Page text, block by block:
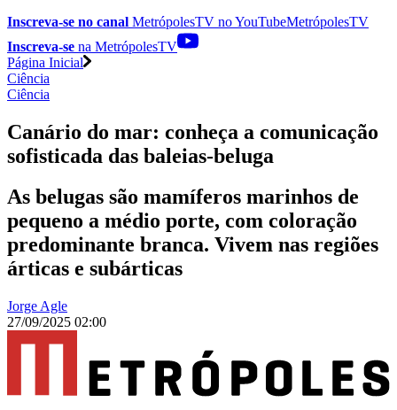
Inscreva-se no canal MetrópolesTV noYouTubeMetrópolesTV
Inscreva-se na MetrópolesTV
Página Inicial
Ciência
Ciência
Canário do mar: conheça a comunicação
sofisticada das baleias-beluga
As belugas são mamíferos marinhos de
pequeno a médio porte, com coloração
predominante branca. Vivem nas regiões
árticas e subárticas
Jorge Agle
27/09/2025 02:00